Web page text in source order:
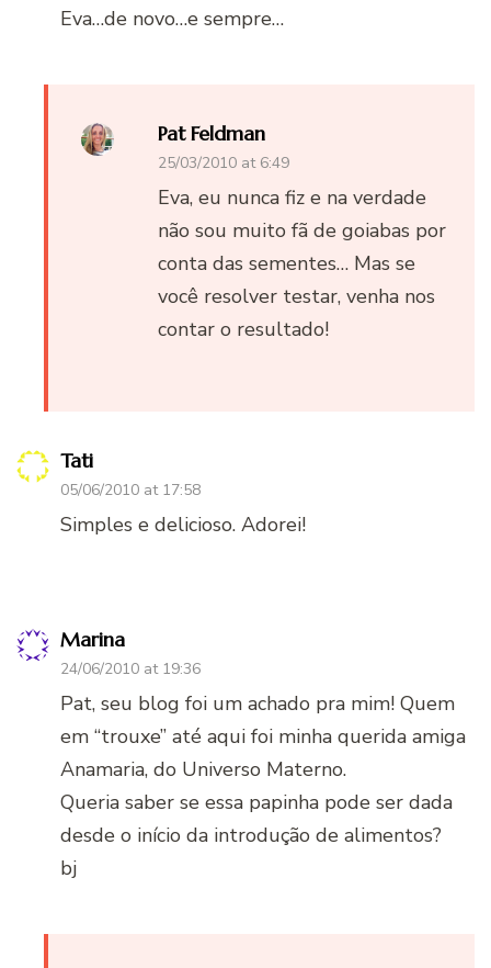
Eva…de novo…e sempre…
Pat Feldman
25/03/2010 at 6:49
Eva, eu nunca fiz e na verdade
não sou muito fã de goiabas por
conta das sementes… Mas se
você resolver testar, venha nos
contar o resultado!
Tati
05/06/2010 at 17:58
Simples e delicioso. Adorei!
Marina
24/06/2010 at 19:36
Pat, seu blog foi um achado pra mim! Quem
em “trouxe” até aqui foi minha querida amiga
Anamaria, do Universo Materno.
Queria saber se essa papinha pode ser dada
desde o início da introdução de alimentos?
bj